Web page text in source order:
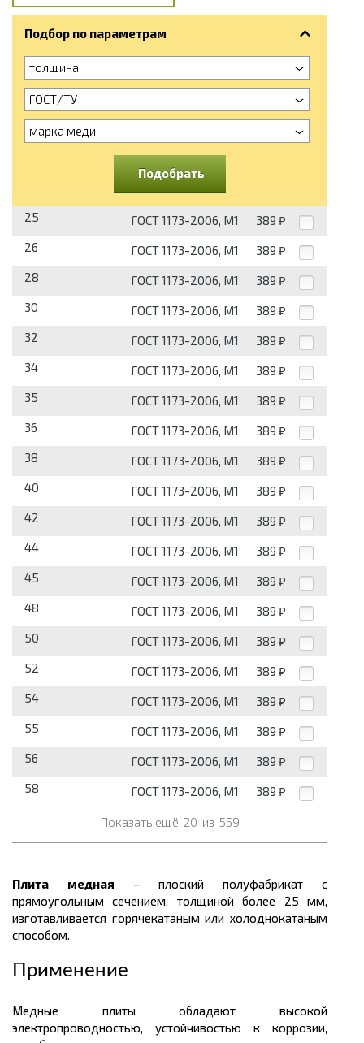
Подбор по параметрам
толщина
ГОСТ/ТУ
марка меди
Подобрать
25 ГОСТ 1173-2006, М1 389 ₽
26 ГОСТ 1173-2006, М1 389 ₽
28 ГОСТ 1173-2006, М1 389 ₽
30 ГОСТ 1173-2006, М1 389 ₽
32 ГОСТ 1173-2006, М1 389 ₽
34 ГОСТ 1173-2006, М1 389 ₽
35 ГОСТ 1173-2006, М1 389 ₽
36 ГОСТ 1173-2006, М1 389 ₽
38 ГОСТ 1173-2006, М1 389 ₽
40 ГОСТ 1173-2006, М1 389 ₽
42 ГОСТ 1173-2006, М1 389 ₽
44 ГОСТ 1173-2006, М1 389 ₽
45 ГОСТ 1173-2006, М1 389 ₽
48 ГОСТ 1173-2006, М1 389 ₽
50 ГОСТ 1173-2006, М1 389 ₽
52 ГОСТ 1173-2006, М1 389 ₽
54 ГОСТ 1173-2006, М1 389 ₽
55 ГОСТ 1173-2006, М1 389 ₽
56 ГОСТ 1173-2006, М1 389 ₽
58 ГОСТ 1173-2006, М1 389 ₽
Показать ещё 20 из 559
Плита медная – плоский полуфабрикат с
прямоугольным сечением, толщиной более 25 мм,
изготавливается горячекатаным или холоднокатаным
способом.
Применение
Медные плиты обладают высокой
электропроводностью, устойчивостью к коррозии,